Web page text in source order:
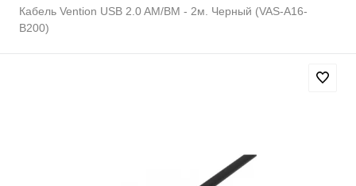
Кабель Vention USB 2.0 AM/BM - 2м. Черный (VAS-A16-
B200)